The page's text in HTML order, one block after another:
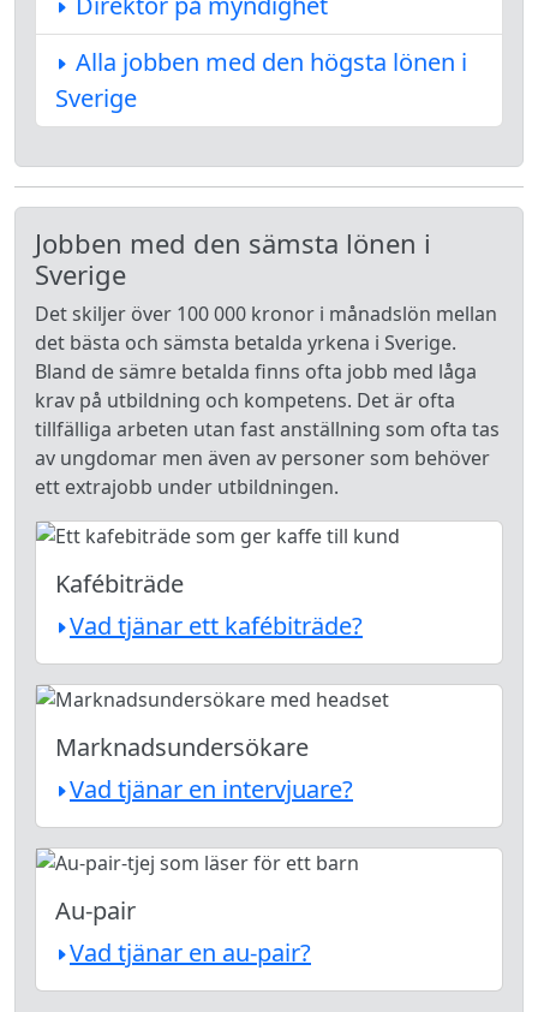
Alla jobben med den högsta lönen i
Sverige
Jobben med den sämsta lönen i
Sverige
Det skiljer över 100 000 kronor i månadslön mellan
det bästa och sämsta betalda yrkena i Sverige.
Bland de sämre betalda finns ofta jobb med låga
krav på utbildning och kompetens. Det är ofta
tillfälliga arbeten utan fast anställning som ofta tas
av ungdomar men även av personer som behöver
ett extrajobb under utbildningen.
Kafébiträde
Vad tjänar ett kafébiträde?
Marknadsundersökare
Vad tjänar en intervjuare?
Au-pair
Vad tjänar en au-pair?